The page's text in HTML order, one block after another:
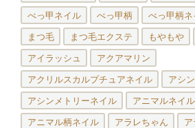
べっ甲ネイル べっ甲柄 べっ甲柄ネ
まつ毛 まつ毛エクステ もやもや
アイラッシュ アクアマリン
アクリルスカルプチュアネイル アシ
アシンメトリーネイル アニマルネイル
アニマル柄ネイル アラレちゃん